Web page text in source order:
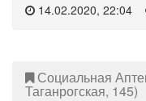
14.02.2020, 22:04
Социальная
Таганрогская, 145)